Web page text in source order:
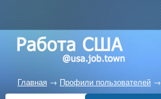
Главная → Профили пользователей→